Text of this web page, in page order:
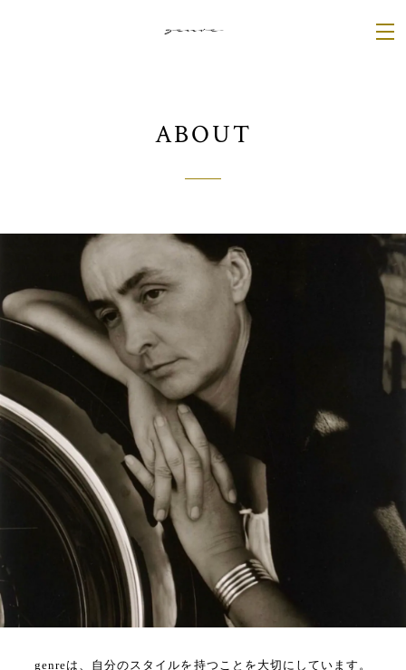
ABOUT
genreは、自分のスタイルを持つことを大切にしています。